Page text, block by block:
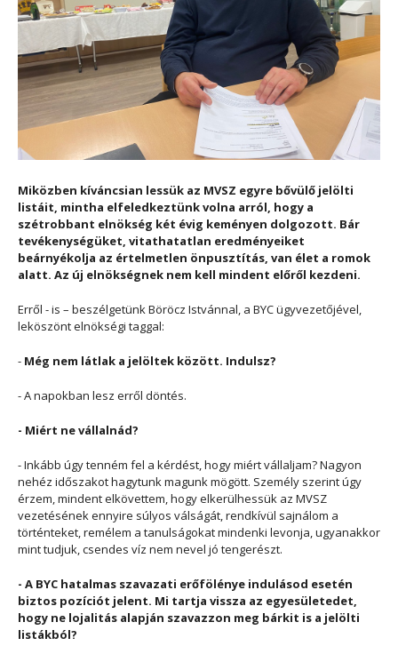
Miközben kíváncsian lessük az MVSZ egyre bővülő jelölti
listáit, mintha elfeledkeztünk volna arról, hogy a
szétrobbant elnökség két évig keményen dolgozott. Bár
tevékenységüket, vitathatatlan eredményeiket
beárnyékolja az értelmetlen önpusztítás, van élet a romok
alatt. Az új elnökségnek nem kell mindent előről kezdeni.
Erről - is – beszélgetünk Böröcz Istvánnal, a BYC ügyvezetőjével,
leköszönt elnökségi taggal:
- Még nem látlak a jelöltek között. Indulsz?
- A napokban lesz erről döntés.
- Miért ne vállalnád?
- Inkább úgy tenném fel a kérdést, hogy miért vállaljam? Nagyon
nehéz időszakot hagytunk magunk mögött. Személy szerint úgy
érzem, mindent elkövettem, hogy elkerülhessük az MVSZ
vezetésének ennyire súlyos válságát, rendkívül sajnálom a
történteket, remélem a tanulságokat mindenki levonja, ugyanakkor
mint tudjuk, csendes víz nem nevel jó tengerészt.
- A BYC hatalmas szavazati erőfölénye indulásod esetén
biztos pozíciót jelent. Mi tartja vissza az egyesületedet,
hogy ne lojalitás alapján szavazzon meg bárkit is a jelölti
listákból?